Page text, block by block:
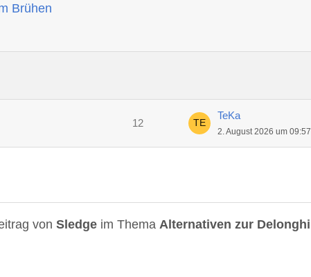
Brühen
12
TeKa
2. August 2026 um 09:57
vonSledge im ThemaAlternativen zur Delonghi